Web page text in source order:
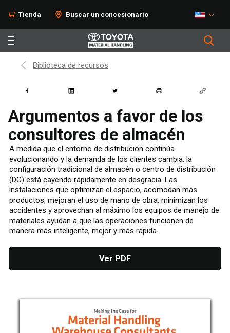
Tienda Buscar un concesionario
Biblioteca de recursos
Argumentos a favor de los
consultores de almacén
A medida que el entorno de distribución continúa
evolucionando y la demanda de los clientes cambia, la
configuración tradicional de almacén o centro de distribución
(DC) está cayendo rápidamente en desgracia. Las
instalaciones que optimizan el espacio, acomodan más
productos, mejoran el uso de mano de obra, minimizan los
accidentes y aprovechan al máximo los equipos de manejo de
materiales ayudan a que las operaciones funcionen de
manera más inteligente, mejor y más rápida.
Ver PDF